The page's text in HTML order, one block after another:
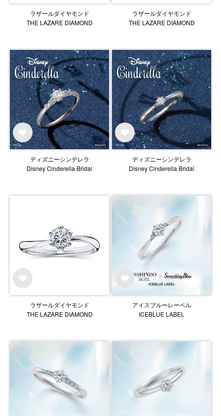
ラザールダイヤモンド
THE LAZARE DIAMOND
ラザールダイヤモンド
THE LAZARE DIAMOND
ディズニーシンデレラ
Disney Cinderella Bridal
ディズニーシンデレラ
Disney Cinderella Bridal
ラザールダイヤモンド
THE LAZARE DIAMOND
アイスブルーレーベル
ICEBLUE LABEL